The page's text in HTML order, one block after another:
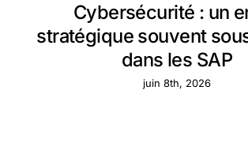
Cybersécurité : un
stratégique souvent
dans les SAP
juin 8th, 2026